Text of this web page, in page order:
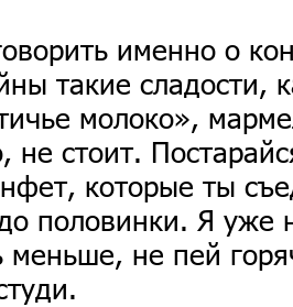
именно о
такие сладости,
молоко»,
не стоит.
которые ты
половинки. Я уже
меньше, не пей